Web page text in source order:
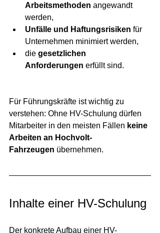
Arbeitsmethoden angewandt
werden,
Unfälle und Haftungsrisiken für
Unternehmen minimiert werden,
die gesetzlichen
Anforderungen erfüllt sind.
Für Führungskräfte ist wichtig zu
verstehen: Ohne HV-Schulung dürfen
Mitarbeiter in den meisten Fällen keine
Arbeiten an Hochvolt-
Fahrzeugen übernehmen.
Inhalte einer HV-Schulung
Der konkrete Aufbau einer HV-